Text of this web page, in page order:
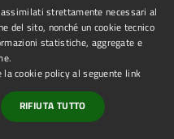
Copyright © 2026 • Comune di
Montemiletto • Powered by
Municipium•Accesso
redazione
strettamente necessari al
del sito, nonché un cookie tecnico
statistiche, aggregate e
cookie policy al seguente link
RIFIUTA TUTTO